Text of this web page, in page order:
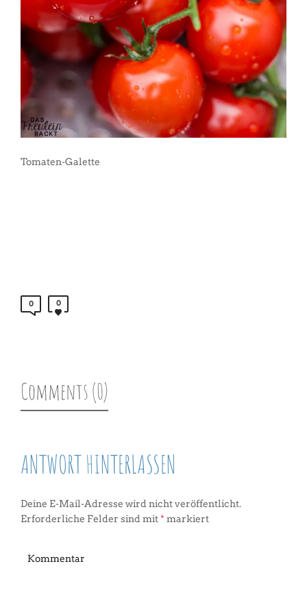
Tomaten-Galette
0 0
Comments (0)
ANTWORT HINTERLASSEN
Deine E-Mail-Adresse wird nicht veröffentlicht.
Erforderliche Felder sind mit* markiert